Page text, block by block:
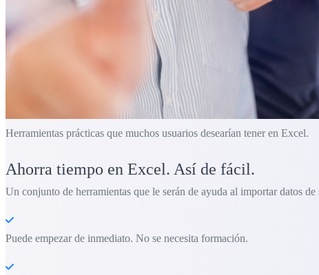
Herramientas prácticas que muchos usuarios desearían tener en Excel.
Ahorra tiempo en Excel. Así de fácil.
Un conjunto de herramientas que le serán de ayuda al importar datos
Puede empezar de inmediato. No se necesita formación.